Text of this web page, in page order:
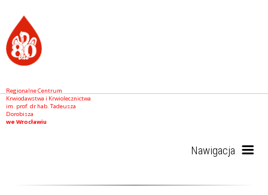
Regionalne Centrum
Krwiodawstwa i Krwiolecznictwa
im. prof. dr hab. Tadeusza
Dorobisza
we Wrocławiu
Nawigacja